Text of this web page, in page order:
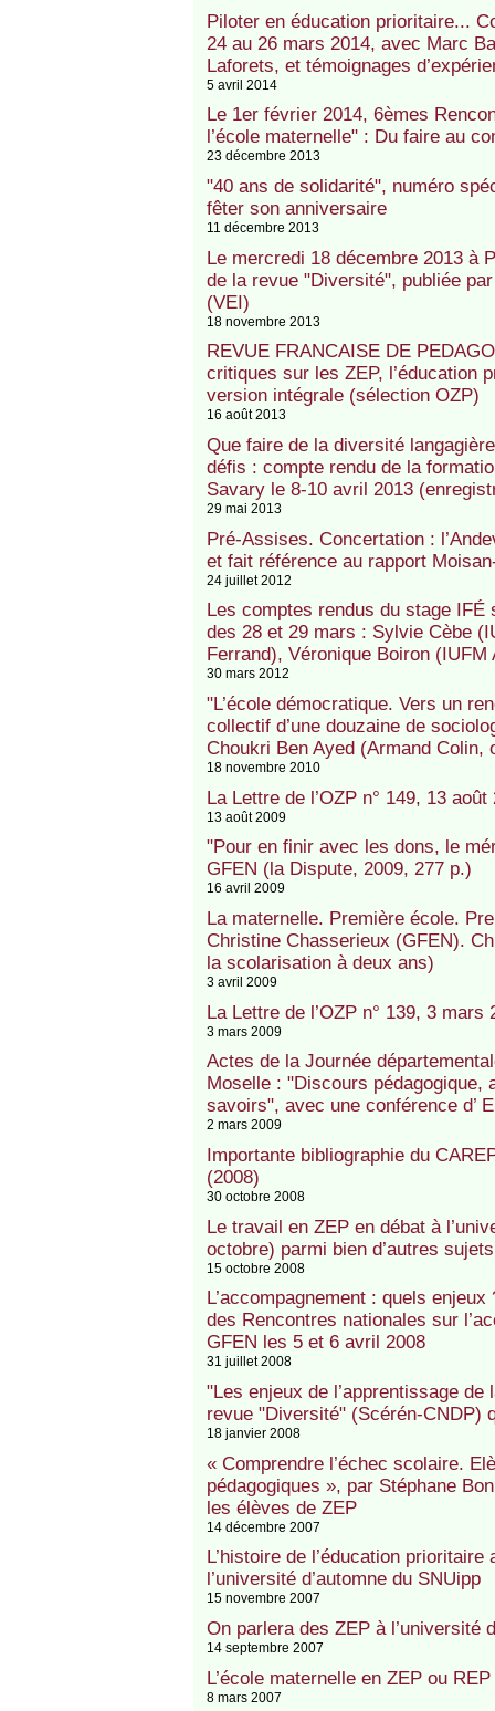
Piloter en éducation prioritaire...
24 au 26 mars 2014, avec Marc
Laforets, et témoignages
5 avril 2014
Le 1er février 2014, 6èmes
l’école maternelle" : Du faire au
23 décembre 2013
"40 ans de solidarité", numéro
fêter son anniversaire
11 décembre 2013
Le mercredi 18 décembre 2013 à
de la revue "Diversité", publiée
(VEI)
18 novembre 2013
REVUE FRANCAISE DE
critiques sur les ZEP, l’éducation
version intégrale (sélection OZP)
16 août 2013
Que faire de la diversité
défis : compte rendu de la
Savary le 8-10 avril 2013
29 mai 2013
Pré-Assises. Concertation :
et fait référence au rapport
24 juillet 2012
Les comptes rendus du stage
des 28 et 29 mars : Sylvie Cèbe
Ferrand), Véronique Boiron
30 mars 2012
"L’école démocratique. Vers un
collectif d’une douzaine de
Choukri Ben Ayed (Armand Colin,
18 novembre 2010
La Lettre de l’OZP n° 149, 13 août
13 août 2009
"Pour en finir avec les dons, le
GFEN (la Dispute, 2009, 277 p.)
16 avril 2009
La maternelle. Première école.
Christine Chasserieux (GFEN).
la scolarisation à deux ans)
3 avril 2009
La Lettre de l’OZP n° 139, 3 mars
3 mars 2009
Actes de la Journée
Moselle : "Discours
savoirs", avec une conférence d’
2 mars 2009
Importante bibliographie du
(2008)
30 octobre 2008
Le travail en ZEP en débat à
octobre) parmi bien d’autres sujets
15 octobre 2008
L’accompagnement : quels
des Rencontres nationales sur
GFEN les 5 et 6 avril 2008
31 juillet 2008
"Les enjeux de l’apprentissage
revue "Diversité" (Scérén-CNDP)
18 janvier 2008
« Comprendre l’échec scolaire.
pédagogiques », par Stéphane
les élèves de ZEP
14 décembre 2007
L’histoire de l’éducation
l’université d’automne du SNUipp
15 novembre 2007
On parlera des ZEP à l’université
14 septembre 2007
L’école maternelle en ZEP ou
8 mars 2007